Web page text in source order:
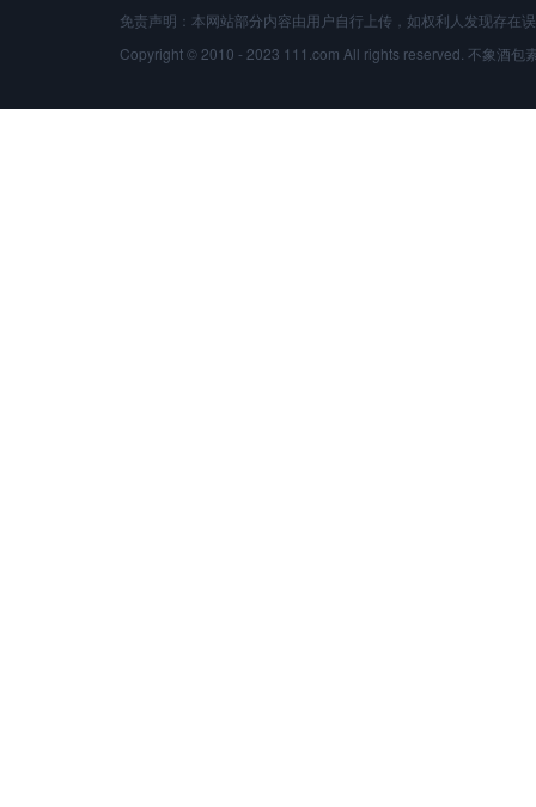
免责声明：本网站部分内容由用户自行上传，如权利人发现存在
Copyright © 2010 - 2023 111.com All rights reserved. 不象酒包